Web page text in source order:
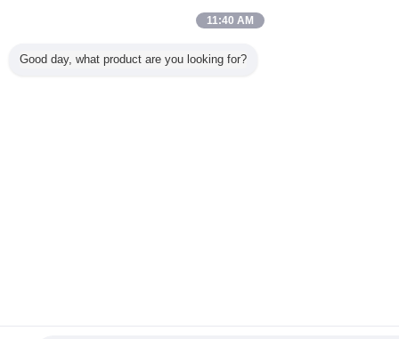
11:40 AM
Good day, what product are you looking for?